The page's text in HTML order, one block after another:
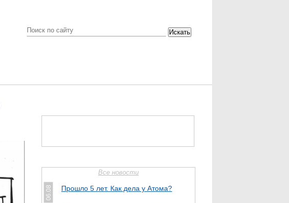
Искать
Все новости
06.08 Прошло 5 лет. Как дела у Атома?